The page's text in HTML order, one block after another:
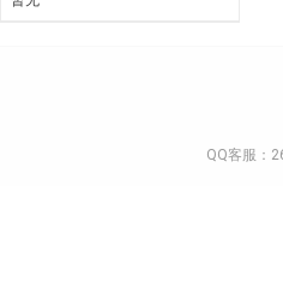
QQ客服：